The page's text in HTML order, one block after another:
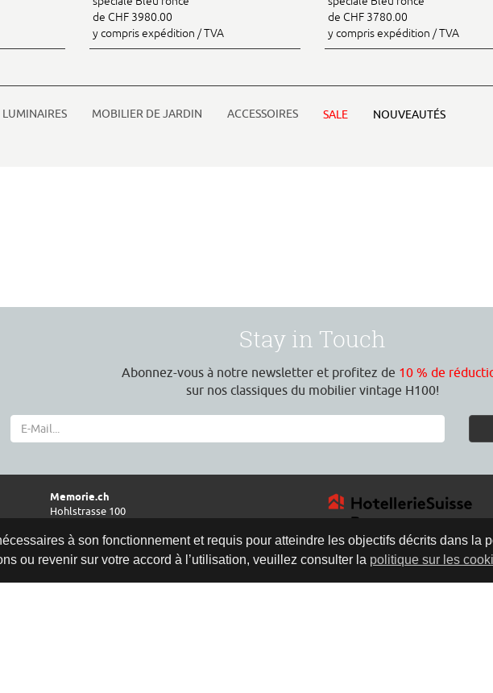
à son fonctionnement et requis pour atteindre les objectifs décrits dans la
ou revenir sur votre accord à l’utilisation, veuillez consulter la politique sur les
de CHF 3980.00
y compris expédition / TVA
de CHF 3780.00
y compris expédition / TVA
LUMINAIRES MOBILIER DE JARDIN ACCESSOIRES SALE NOUVEAUTÉS
Stay in Touch
Abonnez-vous à notre newsletter et profitez de 10 % de
sur nos classiques du mobilier vintage H100!
Memorie.ch
Hohlstrasse 100
Téléphone
0041 44 261 42 24
Horaires d'ouverture